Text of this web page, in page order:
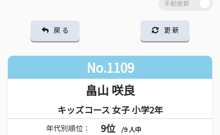
戻 る 更 新
No.1109
畠山 咲良
キッズコース 女子 小学2年
年代別順位： 9位 /9 人中